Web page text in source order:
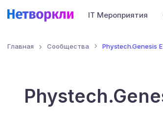
IT Мероприятия
Главная Сообщества Phystech.Genesis